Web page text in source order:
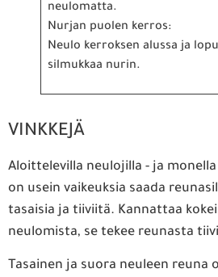
neulomatta.
Nurjan puolen kerros:
Neulo kerroksen alussa ja
silmukkaa nurin.
VINKKEJÄ
Aloittelevilla neulojilla - ja
on usein vaikeuksia saada
tasaisia ja tiiviitä. Kannattaa
neulomista, se tekee reunasta
Tasainen ja suora neuleen reuna